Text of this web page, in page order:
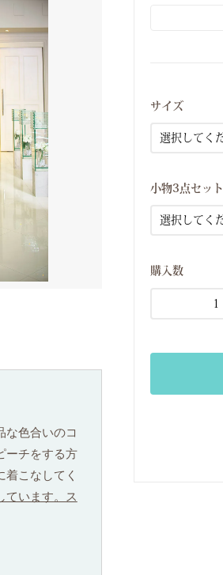
サイズ
小物3点セット
購入数
な色合いのコ
ーチをする方
こなしてく
ています。ス